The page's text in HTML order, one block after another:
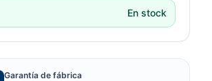
En stock
Garantía de fábrica